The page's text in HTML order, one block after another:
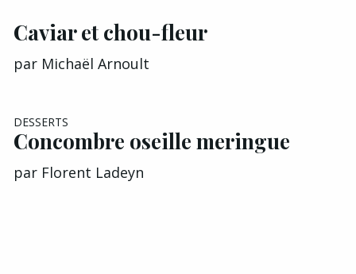
Caviar et chou-fleur
par Michaël Arnoult
DESSERTS
Concombre oseille meringue
par Florent Ladeyn